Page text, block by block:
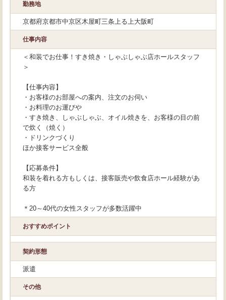
勤務地
京都府京都市中京区木屋町三条上る上大阪町
仕事内容
＜和装でお仕事！すき焼き・しゃぶしゃぶ店ホールスタッフ
＞
【仕事内容】
・お客様のお部屋への案内、注文のお伺い
・お料理のお運びや
・すき焼き、しゃぶしゃぶ、オイル焼きを、お客様の目の前
で炊く（焼く）
・ドリンクづくり
ほか接客サービス全般
【応募条件】
和装を着れる方もしくは、接客販売や飲食店ホール経験があ
る方
＊20～40代の女性スタッフが多数活躍中
おすすめポイント
契約形態
派遣
その他